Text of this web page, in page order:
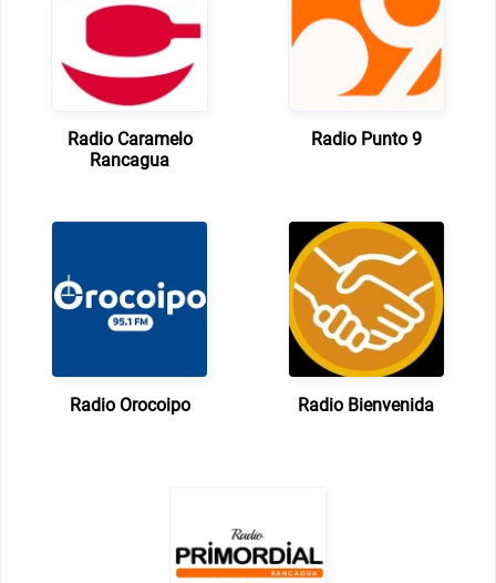
Radio Caramelo
Rancagua
Radio Punto 9
Radio Orocoipo Radio Bienvenida